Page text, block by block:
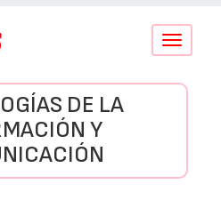
Conmutar
DE LA
Y